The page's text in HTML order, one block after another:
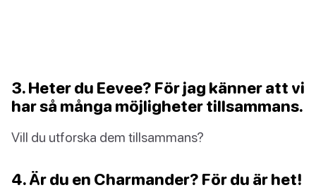
3. Heter du Eevee? För jag känner att vi
har så många möjligheter tillsammans.
Vill du utforska dem tillsammans?
4. Är du en Charmander? För du är het!